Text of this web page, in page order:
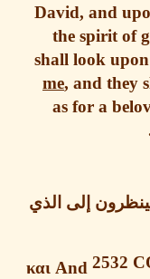
David,
the
shall
me,and
as for
إلى الذي
και And